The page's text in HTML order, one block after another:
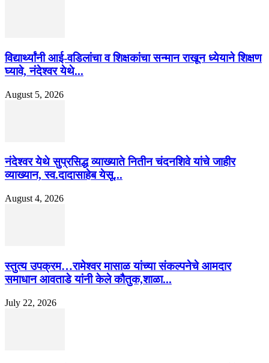
विद्यार्थ्यांनी आई-वडिलांचा व शिक्षकांचा सन्मान राखून ध्येयाने शिक्षण
घ्यावे, नंदेश्वर येथे...
August 5, 2026
नंदेश्वर येथे सुप्रसिद्ध व्याख्याते नितीन चंदनशिवे यांचे जाहीर
व्याख्यान, स्व.दादासाहेब येसू...
August 4, 2026
स्तुत्य उपक्रम…रामेश्वर मासाळ यांच्या संकल्पनेचे आमदार
समाधान आवताडे यांनी केले कौतुक,शाळा...
July 22, 2026